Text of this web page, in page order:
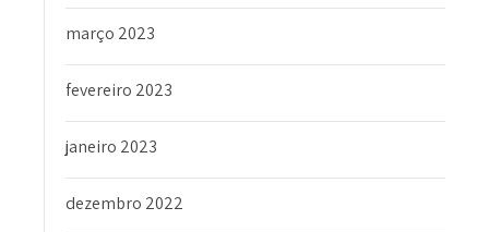
março 2023
fevereiro 2023
janeiro 2023
dezembro 2022